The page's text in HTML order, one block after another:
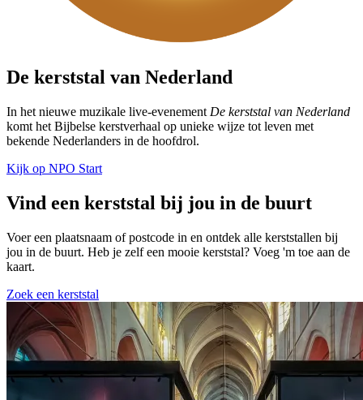
De kerststal van Nederland
In het nieuwe muzikale live-evenement De kerststal van Nederland
komt het Bijbelse kerstverhaal op unieke wijze tot leven met
bekende Nederlanders in de hoofdrol.
Kijk op NPO Start
Vind een kerststal bij jou in de buurt
Voer een plaatsnaam of postcode in en ontdek alle kerststallen bij
jou in de buurt. Heb je zelf een mooie kerststal? Voeg 'm toe aan de
kaart.
Zoek een kerststal